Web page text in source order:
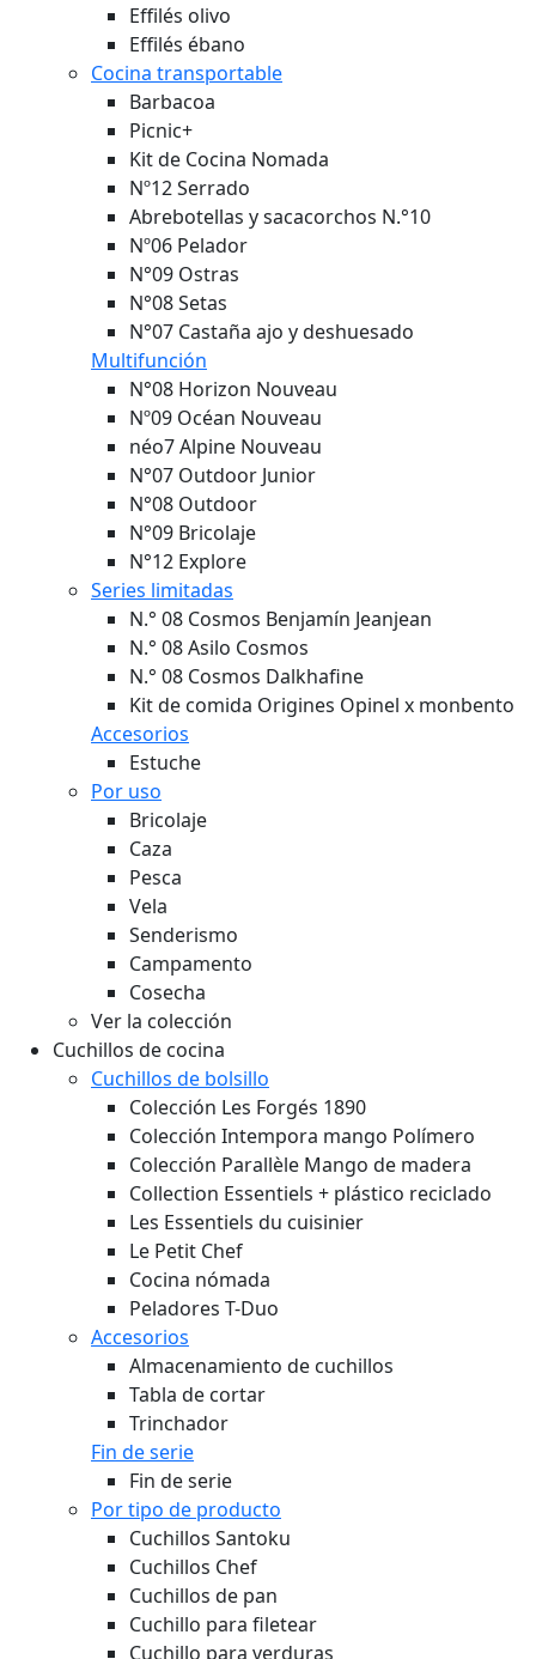
Effilés olivo
Effilés ébano
Cocina transportable
Barbacoa
Picnic+
Kit de Cocina Nomada
Nº12 Serrado
Abrebotellas y sacacorchos N.°10
Nº06 Pelador
N°09 Ostras
N°08 Setas
N°07 Castaña ajo y deshuesado
Multifunción
N°08 Horizon Nouveau
Nº09 Océan Nouveau
néo7 Alpine Nouveau
N°07 Outdoor Junior
N°08 Outdoor
N°09 Bricolaje
N°12 Explore
Series limitadas
N.° 08 Cosmos Benjamín Jeanjean
N.° 08 Asilo Cosmos
N.° 08 Cosmos Dalkhafine
Kit de comida Origines Opinel x monbento
Accesorios
Estuche
Por uso
Bricolaje
Caza
Pesca
Vela
Senderismo
Campamento
Cosecha
Ver la colección
Cuchillos de cocina
Cuchillos de bolsillo
Colección Les Forgés 1890
Colección Intempora mango Polímero
Colección Parallèle Mango de madera
Collection Essentiels + plástico reciclado
Les Essentiels du cuisinier
Le Petit Chef
Cocina nómada
Peladores T-Duo
Accesorios
Almacenamiento de cuchillos
Tabla de cortar
Trinchador
Fin de serie
Fin de serie
Por tipo de producto
Cuchillos Santoku
Cuchillos Chef
Cuchillos de pan
Cuchillo para filetear
Cuchillo para verduras